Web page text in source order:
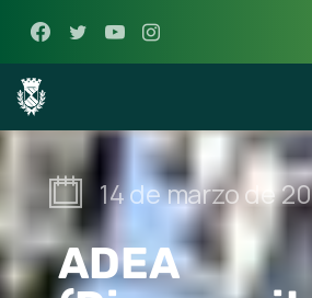
14 de marzo de
ADEA